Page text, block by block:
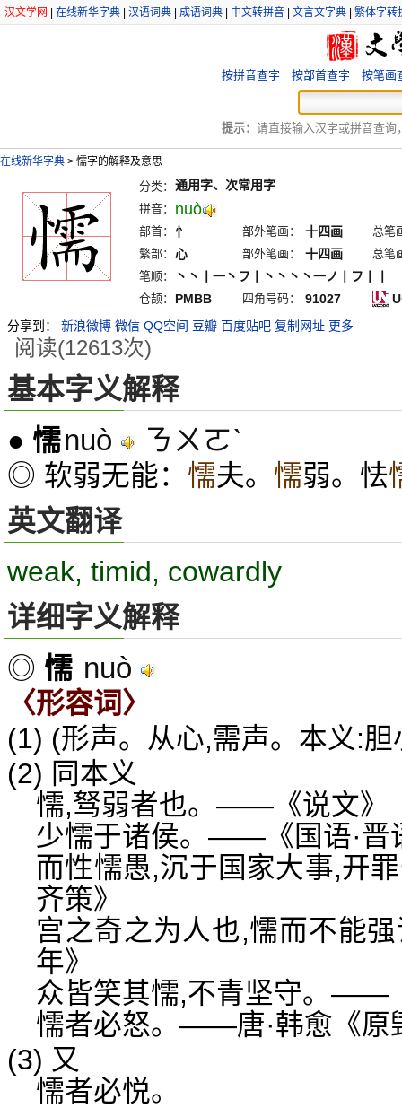
汉文学网 在线新华字典 汉语词典 成语词典 中文转拼音 文言文字典 繁体字转
按拼音查字 按部首查字 按笔画
提示： 请直接输入汉字或拼音查询
在线新华字典 > 懦字的解释及意思
分类： 通用字、次常用字
拼音： nuò
部首： 忄 部外笔画： 十四画
总笔
繁部： 心 部外笔画： 十四画
总笔
笔顺：
丶丶丨一丶フ丨丶丶丶丶一ノ丨フ丨丨
仓颉： PMBB 四角号码： 91027
分享到：
新浪微博 微信 QQ空间 豆瓣 百度贴吧 复制网址 更多
阅读(12613次)
基本字义解释
● 懦nuò ㄋㄨㄛˋ
◎ 软弱无能： 懦夫。 懦弱。怯
英文翻译
weak, timid, cowardly
详细字义解释
◎ 懦 nuò
〈形容词〉
(1) (形声。从心,需声。本义:
(2) 同本义
懦,驽弱者也。——《说文》
少懦于诸侯。——《国语·晋
而性懦愚,沉于国家大事,开
齐策》
宫之奇之为人也,懦而不能
年》
众皆笑其懦,不青坚守。——
懦者必怒。——唐·韩愈《原
(3) 又
懦者必悦。